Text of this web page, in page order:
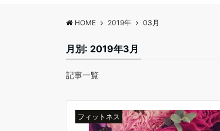
HOME 2019年 03月
月別: 2019年3月
記事一覧
フィットネス